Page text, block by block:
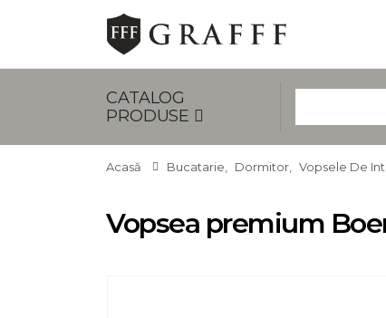
CATALOG
PRODUSE
Acasă Bucatarie Dormitor Vopsele De
Vopsea premium